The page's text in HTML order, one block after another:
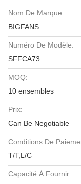
Nom De Marque:
BIGFANS
Numéro De Modèle:
SFFCA73
MOQ:
10 ensembles
Prix:
Can Be Negotiable
Conditions De
T/T,L/C
Capacité À Fournir: